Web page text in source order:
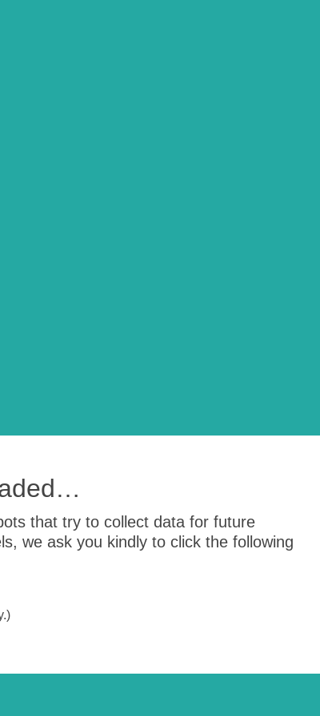
that try to collect data for future
we ask you kindly to click the following